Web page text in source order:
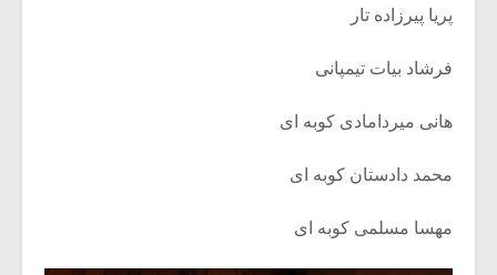
پریا پیرزاده تار
فرشاد بیات تیمپانی
هانی میردامادی کوبه ای
محمد دادستان کوبه ای
مهسا مسلمی کوبه ای